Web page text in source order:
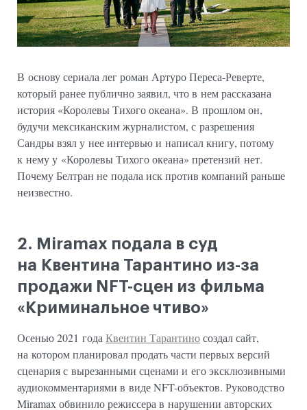
В основу сериала лег роман Артуро Переса-Реверте,
который ранее публично заявил, что в нем рассказана
история «Королевы Тихого океана». В прошлом он,
будучи мексиканским журналистом, с разрешения
Сандры взял у нее интервью и написал книгу, потому
к нему у «Королевы Тихого океана» претензий нет.
Почему Белтран не подала иск против компаний раньше
неизвестно.
2. Miramax подала в суд
на Квентина Тарантино из-за
продажи NFT-сцен из фильма
«Криминальное чтиво»
Осенью 2021 годаКвентин Тарантиносоздал сайт,
на котором планировал продать части первых версий
сценария с вырезанными сценами и его эксклюзивными
аудиокомментариями в виде NFT-объектов. Руководство
Miramax обвинило режиссера в нарушении авторских